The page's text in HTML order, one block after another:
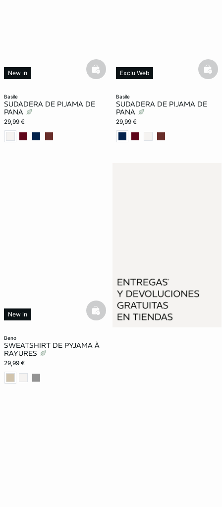
basile
SUDADERA DE PIJAMA DE
PANA
29,99 €
New in basketfull
basile
SUDADERA DE PIJAMA DE
PANA
29,99 €
Exclu Web
beno
SWEATSHIRT DE PYJAMA À
RAYURES
29,99 €
New in basketfull